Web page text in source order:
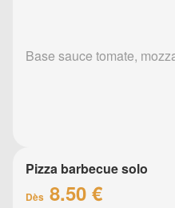
Base sauce tomate,
Pizza barbecue solo
Dès 8.50 €